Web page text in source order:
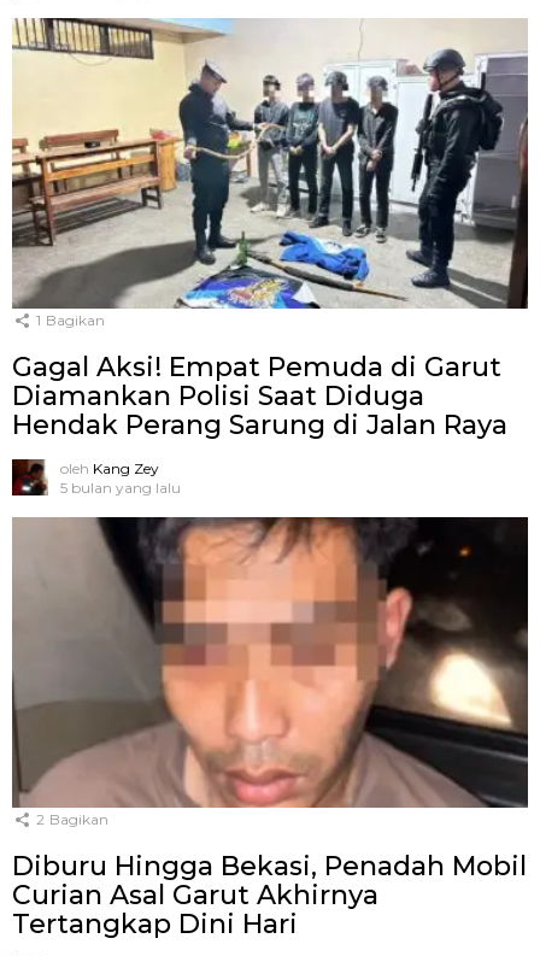
1 Bagikan
Gagal Aksi! Empat Pemuda di Garut
Diamankan Polisi Saat Diduga
Hendak Perang Sarung di Jalan Raya
oleh Kang Zey
5 bulan yang lalu
2 Bagikan
Diburu Hingga Bekasi, Penadah Mobil
Curian Asal Garut Akhirnya
Tertangkap Dini Hari